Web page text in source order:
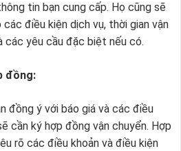
tin bạn cung cấp. Họ cũng sẽ
các điều kiện dịch vụ, thời gian vận
các yêu cầu đặc biệt nếu có.
đồng:
đồng ý với báo giá và các điều
cần ký hợp đồng vận chuyển. Hợp
rõ các điều khoản và điều kiện